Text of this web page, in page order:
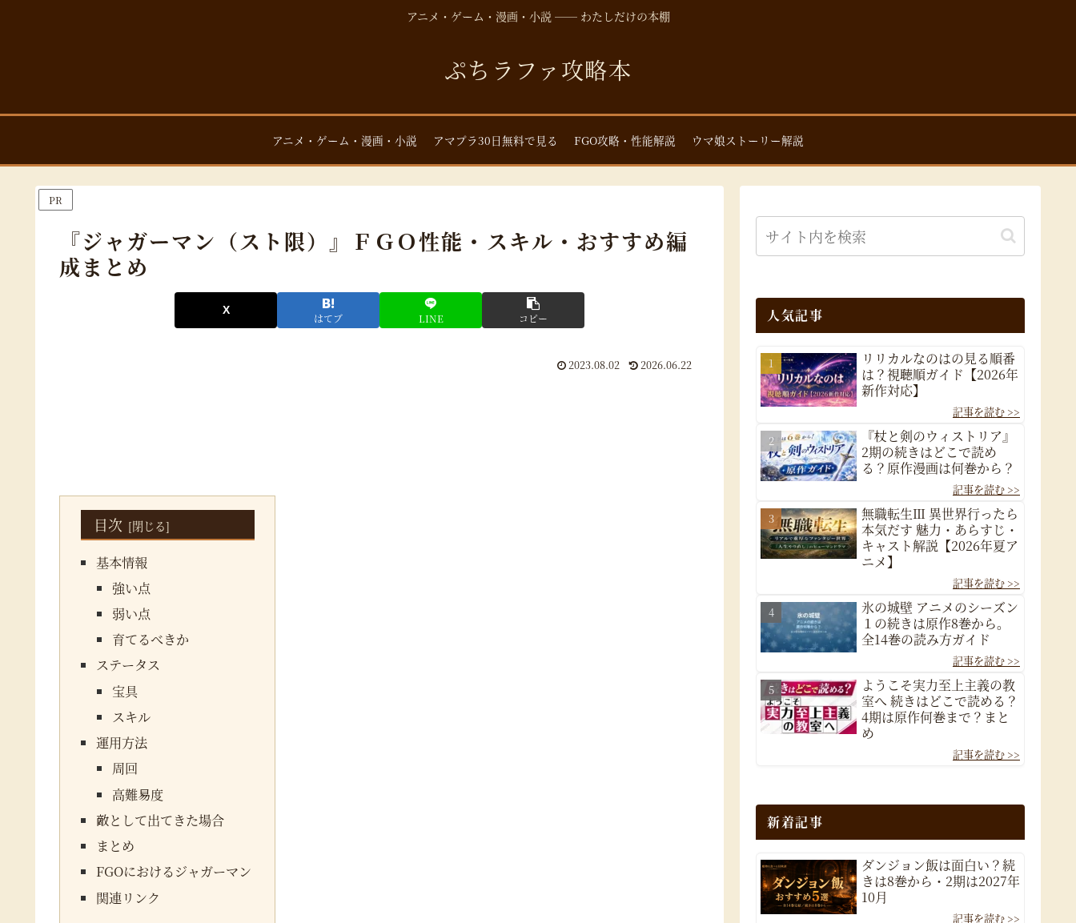
アニメ・ゲーム・漫画・小説 ── わたしだけの本棚
ぷちラファ攻略本
アニメ・ゲーム・漫画・小説 アマプラ30日無料で見る FGO攻略・性能解説 ウマ娘ストーリー解説
PR
『ジャガーマン（スト限）』ＦＧＯ性能・スキル・おすすめ編
成まとめ
はてブ LINE コピー
2023.08.02 2026.06.22
目次
基本情報
強い点
弱い点
育てるべきか
ステータス
宝具
スキル
運用方法
周回
高難易度
敵として出てきた場合
まとめ
FGOにおけるジャガーマン
関連リンク
人気記事
リリカルなのはの見る順番
は？視聴順ガイド【2026年
新作対応】
『杖と剣のウィストリア』
2期の続きはどこで読め
る？原作漫画は何巻から？
無職転生Ⅲ 異世界行ったら
本気だす 魅力・あらすじ・
キャスト解説【2026年夏ア
ニメ】
氷の城壁 アニメのシーズン
１の続きは原作8巻から。
全14巻の読み方ガイド
ようこそ実力至上主義の教
室へ 続きはどこで読める？
4期は原作何巻まで？まと
め
新着記事
ダンジョン飯は面白い？続
きは8巻から・2期は2027年
10月